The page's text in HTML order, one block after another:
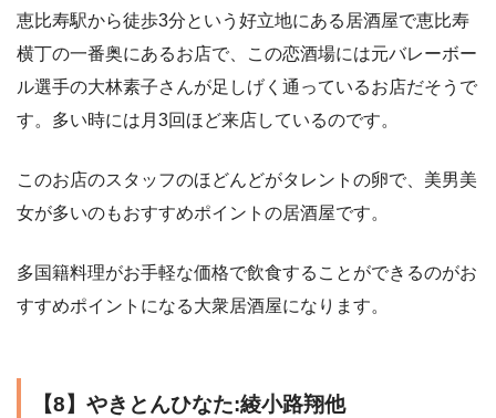
恵比寿駅から徒歩3分という好立地にある居酒屋で恵比寿
横丁の一番奥にあるお店で、この恋酒場には元バレーボー
ル選手の大林素子さんが足しげく通っているお店だそうで
す。多い時には月3回ほど来店しているのです。
このお店のスタッフのほどんどがタレントの卵で、美男美
女が多いのもおすすめポイントの居酒屋です。
多国籍料理がお手軽な価格で飲食することができるのがお
すすめポイントになる大衆居酒屋になります。
【8】やきとんひなた:綾小路翔他